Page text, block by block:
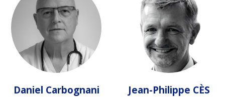
Daniel Carbognani Jean-Philippe CÈS